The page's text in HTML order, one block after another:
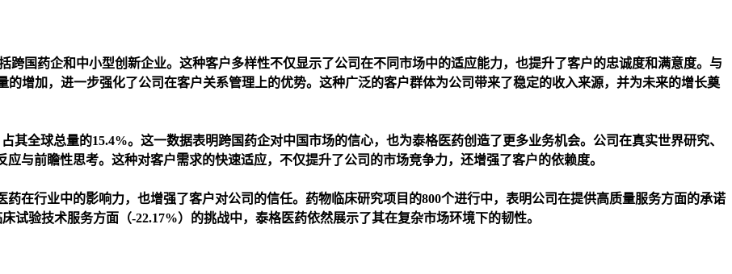
跨国药企和中小型创新企业。这种客户多样性不仅显示了公司在不同市场中的适应能力，也提升了客户的忠诚度和满意度。与
的增加，进一步强化了公司在客户关系管理上的优势。这种广泛的客户群体为公司带来了稳定的收入来源，并为未来的增长奠
其全球总量的15.4%。这一数据表明跨国药企对中国市场的信心，也为泰格医药创造了更多业务机会。公司在真实世界研究、
与前瞻性思考。这种对客户需求的快速适应，不仅提升了公司的市场竞争力，还增强了客户的依赖度。
在行业中的影响力，也增强了客户对公司的信任。药物临床研究项目的800个进行中，表明公司在提供高质量服务方面的承诺
试验技术服务方面（-22.17%）的挑战中，泰格医药依然展示了其在复杂市场环境下的韧性。